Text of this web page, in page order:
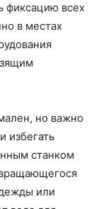
фиксацию всех
в местах
но важно
избегать
станком
или